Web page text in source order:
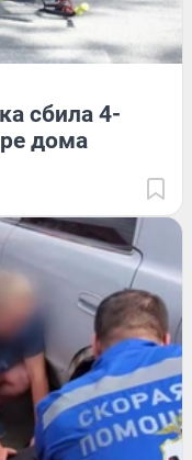
сбила 4-
дома